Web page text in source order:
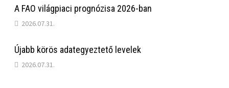
A FAO világpiaci prognózisa 2026-ban
2026.07.31.
Újabb körös adategyeztető levelek
2026.07.31.